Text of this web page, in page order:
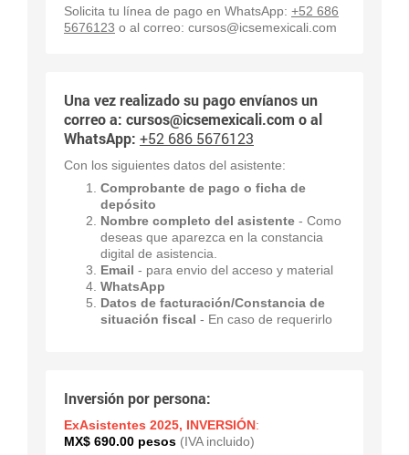
Solicita tu línea de pago en WhatsApp: +52 686
5676123 o al correo: cursos@icsemexicali.com
Una vez realizado su pago envíanos un
correo a: cursos@icsemexicali.com o al
WhatsApp: +52 686 5676123
Con los siguientes datos del asistente:
Comprobante de pago o ficha de
depósito
Nombre completo del asistente - Como
deseas que aparezca en la constancia
digital de asistencia.
Email - para envio del acceso y material
WhatsApp
Datos de facturación/Constancia de
situación fiscal - En caso de requerirlo
Inversión por persona:
ExAsistentes 2025, INVERSIÓN:
MX$ 690.00 pesos (IVA incluido)